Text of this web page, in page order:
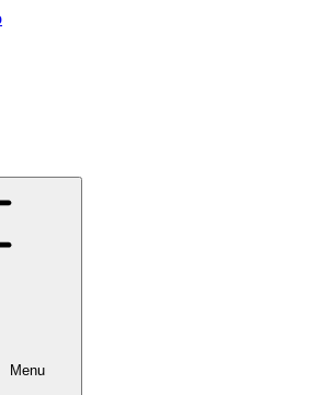
Menu